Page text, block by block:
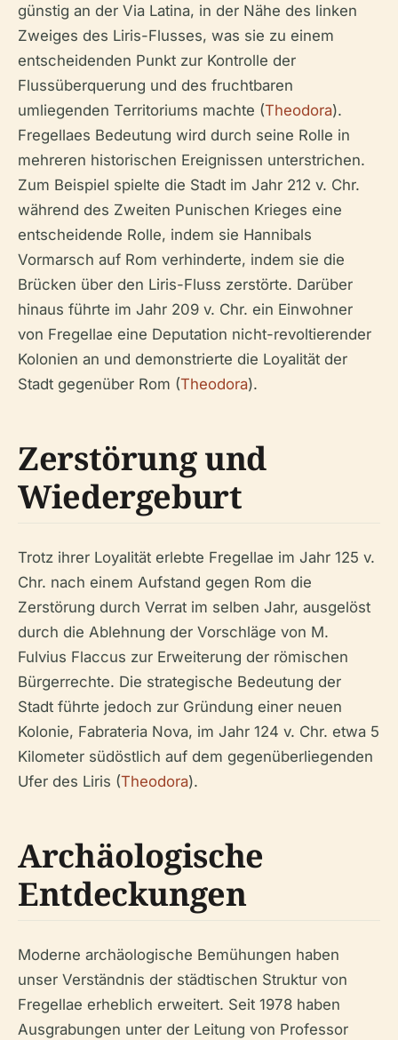
günstig an der Via Latina, in der Nähe des linken
Zweiges des Liris-Flusses, was sie zu einem
entscheidenden Punkt zur Kontrolle der
Flussüberquerung und des fruchtbaren
umliegenden Territoriums machte (Theodora).
Fregellaes Bedeutung wird durch seine Rolle in
mehreren historischen Ereignissen unterstrichen.
Zum Beispiel spielte die Stadt im Jahr 212 v. Chr.
während des Zweiten Punischen Krieges eine
entscheidende Rolle, indem sie Hannibals
Vormarsch auf Rom verhinderte, indem sie die
Brücken über den Liris-Fluss zerstörte. Darüber
hinaus führte im Jahr 209 v. Chr. ein Einwohner
von Fregellae eine Deputation nicht-revoltierender
Kolonien an und demonstrierte die Loyalität der
Stadt gegenüber Rom (Theodora).
Zerstörung und
Wiedergeburt
Trotz ihrer Loyalität erlebte Fregellae im Jahr 125 v.
Chr. nach einem Aufstand gegen Rom die
Zerstörung durch Verrat im selben Jahr, ausgelöst
durch die Ablehnung der Vorschläge von M.
Fulvius Flaccus zur Erweiterung der römischen
Bürgerrechte. Die strategische Bedeutung der
Stadt führte jedoch zur Gründung einer neuen
Kolonie, Fabrateria Nova, im Jahr 124 v. Chr. etwa 5
Kilometer südöstlich auf dem gegenüberliegenden
Ufer des Liris (Theodora).
Archäologische
Entdeckungen
Moderne archäologische Bemühungen haben
unser Verständnis der städtischen Struktur von
Fregellae erheblich erweitert. Seit 1978 haben
Ausgrabungen unter der Leitung von Professor